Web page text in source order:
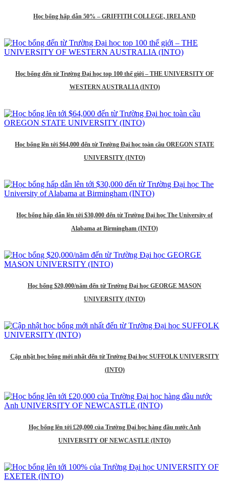
Học bổng hấp dẫn 50% – GRIFFITH COLLEGE, IRELAND
Học bổng đến từ Trường Đại học top 100 thế giới – THE UNIVERSITY OF
WESTERN AUSTRALIA (INTO)
Học bổng lên tới $64,000 đến từ Trường Đại học toàn cầu OREGON STATE
UNIVERSITY (INTO)
Học bổng hấp dẫn lên tới $30,000 đến từ Trường Đại học The University of
Alabama at Birmingham (INTO)
Học bổng $20,000/năm đến từ Trường Đại học GEORGE MASON
UNIVERSITY (INTO)
Cập nhật học bổng mới nhất đến từ Trường Đại học SUFFOLK UNIVERSITY
(INTO)
Học bổng lên tới £20,000 của Trường Đại học hàng đầu nước Anh
UNIVERSITY OF NEWCASTLE (INTO)